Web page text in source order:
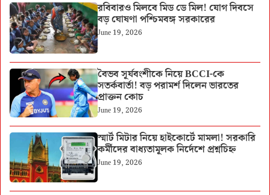
রবিবারও মিলবে মিড ডে মিল! যোগ দিবসে
বড় ঘোষণা পশ্চিমবঙ্গ সরকারের
June 19, 2026
বৈভব সূর্যবংশীকে নিয়ে BCCI-কে
সতর্কবার্তা! বড় পরামর্শ দিলেন ভারতের
প্রাক্তন কোচ
June 19, 2026
স্মার্ট মিটার নিয়ে হাইকোর্টে মামলা! সরকারি
কর্মীদের বাধ্যতামূলক নির্দেশে প্রশ্নচিহ্ন
June 19, 2026